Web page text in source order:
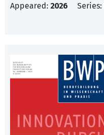
Appeared: 2026 Series: